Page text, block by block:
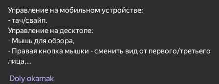
Bro and the strange family
всему новому.
Управление на мобильном устройстве:
- тач/свайп.
Управление на десктопе:
- Мышь для обзора,
- Правая кнопка мышки - сменить вид от первого/третьего
лица,
- Шифт для бега.
Doly okamak